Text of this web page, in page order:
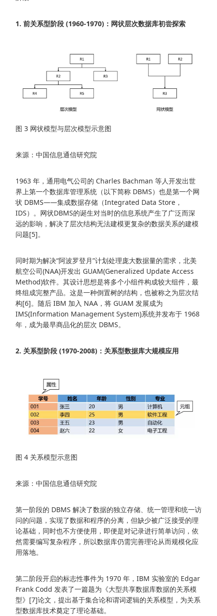
1. 前关系型阶段 (1960-1970)：网状层次数据库初尝探索
图 3 网状模型与层次模型示意图
来源：中国信息通信研究院
1963 年，通用电气公司的 Charles Bachman 等人开发出世
界上第一个数据库管理系统（以下简称 DBMS）也是第一个网
状 DBMS——集成数据存储（Integrated Data Store，
IDS）。网状DBMS的诞生对当时的信息系统产生了广泛而深
远的影响，解决了层次结构无法建模更复杂的数据关系的建模
问题[5]。
同时期为解决“阿波罗登月”计划处理庞大数据量的需求，北美
航空公司(NAA)开发出 GUAM(Generalized Update Access
Method)软件。其设计思想是将多个小组件构成较大组件，最
终组成完整产品。这是一种倒置树的结构，也被称之为层次结
构[6]。随后 IBM 加入 NAA，将 GUAM 发展成为
IMS(Information Management System)系统并发布于 1968
年，成为最早商品化的层次 DBMS。
2. 关系型阶段 (1970-2008)：关系型数据库大规模应用
图 4 关系模型示意图
来源：中国信息通信研究院
第一阶段的 DBMS 解决了数据的独立存储、统一管理和统一访
问的问题，实现了数据和程序的分离，但缺少被广泛接受的理
论基础，同时也不方便使用，即便是对记录进行简单访问，依
然需要编写复杂程序，所以数据库仍需完善理论从而规模化应
用落地。
第二阶段开启的标志性事件为 1970 年，IBM 实验室的 Edgar
Frank Codd 发表了一篇题为《大型共享数据库数据的关系模
型》[7]论文，提出基于集合论和谓词逻辑的关系模型，为关系
型数据库技术奠定了理论基础。